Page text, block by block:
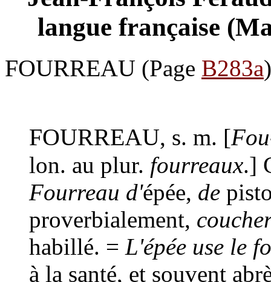
langue française
FOURREAU (Page B283a)
FOURREAU, s. m. [
lon. au plur. fourreaux.]
Fourreau d'épée, de
proverbialement,
habillé. = L'épée use le
à la santé, et souvent